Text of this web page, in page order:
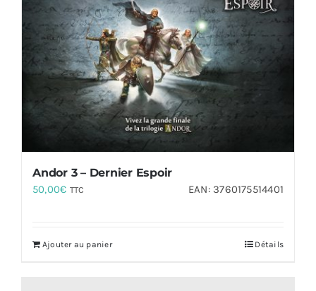
Andor 3 – Dernier Espoir
50,00€ TTC EAN:3760175514401
Ajouter au panier Détails